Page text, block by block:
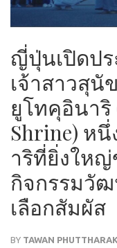
ญี่ปุ่นเปิดป
เจ้าสาวสุนั
ยูโทคุอินาริ
Shrine) ห
าริที่ยิ่งใหญ่
กิจกรรมวั
เลือกสัมผัส
BY TAWAN PHUTTHARAK